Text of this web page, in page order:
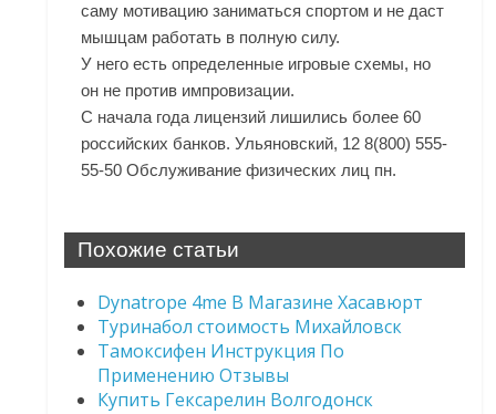
саму мотивацию заниматься спортом и не даст
мышцам работать в полную силу.
У него есть определенные игровые схемы, но
он не против импровизации.
С начала года лицензий лишились более 60
российских банков. Ульяновский, 12 8(800) 555-
55-50 Обслуживание физических лиц пн.
Похожие статьи
Dynatrope 4me В Магазине Хасавюрт
Туринабол стоимость Михайловск
Тамоксифен Инструкция По
Применению Отзывы
Купить Гексарелин Волгодонск